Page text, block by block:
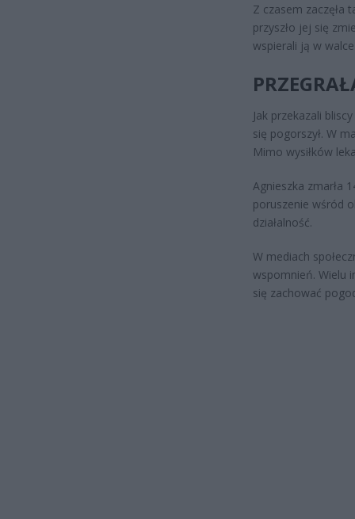
Z czasem zaczęła
przyszło jej się
wspierali ją w
Jak przekazali
się pogorszył. W
Mimo wysiłków
Agnieszka zmarła
poruszenie wśród
działalność.
W mediach
wspomnień. Wielu
się zachować